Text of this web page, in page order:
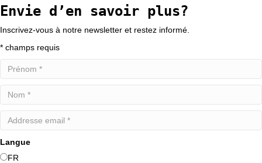
Slide group 1
Slide group 2
Slide group 3
Slide group 4
Slide group 5
Slide group 6
Envie d’en savoir plus?
Inscrivez-vous à notre newsletter et restez informé.
* champs requis
Langue
FR